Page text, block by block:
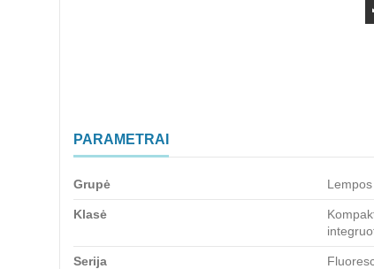
PARAMETRAI
Grupė Lempos
Klasė
Serija